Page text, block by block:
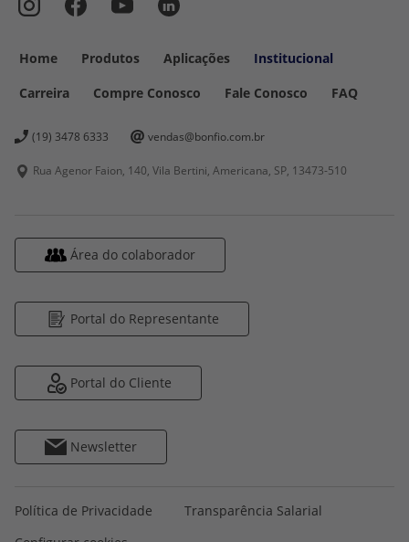
Home Produtos Aplicações
Institucional
Carreira
Compre Conosco Fale Conosco FAQ
(19) 3478 6333 vendas@bonfio.com.br
Rua Agenor Faion, 140, Vila Bertini, Americana, SP, 13473-510
Área do colaborador
Portal do Representante
Portal do Cliente
Newsletter
Política de Privacidade
Transparência Salarial